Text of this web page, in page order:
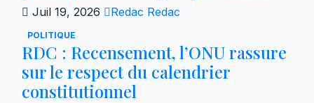
Juil 19, 2026 Redac Redac
POLITIQUE
RDC : Recensement, l’ONU rassure
sur le respect du calendrier
constitutionnel